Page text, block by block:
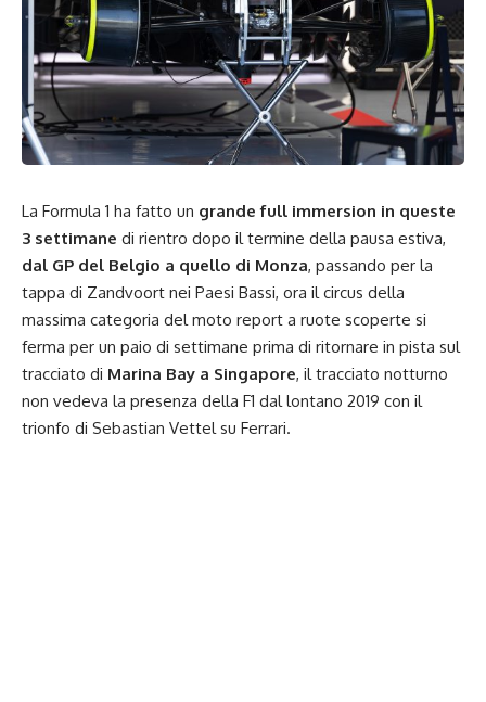
La Formula 1 ha fatto un grande full immersion in queste
3 settimane di rientro dopo il termine della pausa estiva,
dal GP del Belgio a quello di Monza, passando per la
tappa di Zandvoort nei Paesi Bassi, ora il circus della
massima categoria del moto report a ruote scoperte si
ferma per un paio di settimane prima di ritornare in pista sul
tracciato di Marina Bay a Singapore, il tracciato notturno
non vedeva la presenza della F1 dal lontano 2019 con il
trionfo di Sebastian Vettel su Ferrari.